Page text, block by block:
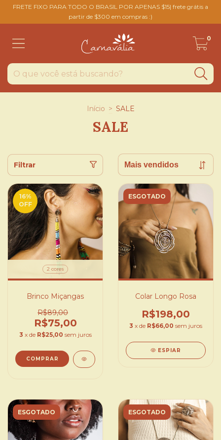
FRETE FIXO PARA TODO O BRASIL POR APENAS $15| frete grátis a
partir de $300 em compras :)
0
Início > SALE
SALE
Filtrar
16%
OFF
2 cores
Brinco Miçangas
R$89,00
R$75,00
3 x de R$25,00 sem juros
COMPRAR
ESGOTADO
Colar Longo Rosa
R$198,00
3 x de R$66,00 sem juros
ESPIAR
ESGOTADO ESGOTADO